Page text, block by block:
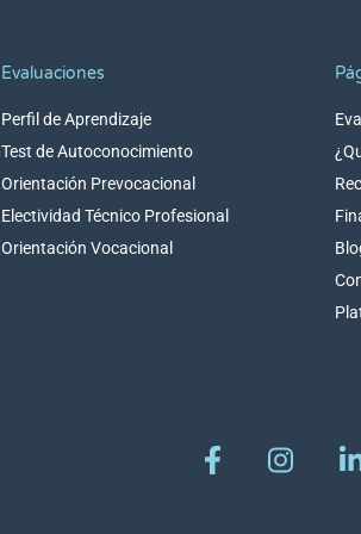
Evaluaciones
Perfil de Aprendizaje
Test de Autoconocimiento
Orientación Prevocacional
Electividad Técnico Profesional
Orientación Vocacional